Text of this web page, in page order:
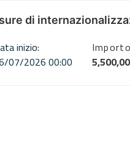
di
inizio:
07/2026 00:00
Importo